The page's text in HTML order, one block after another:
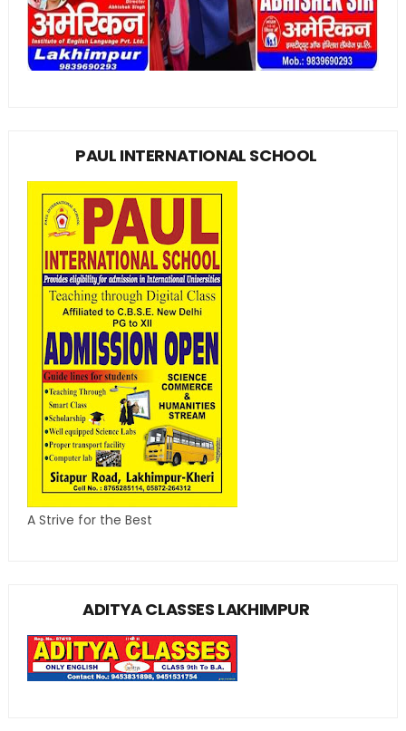
PAUL INTERNATIONAL SCHOOL
A Strive for the Best
ADITYA CLASSES LAKHIMPUR